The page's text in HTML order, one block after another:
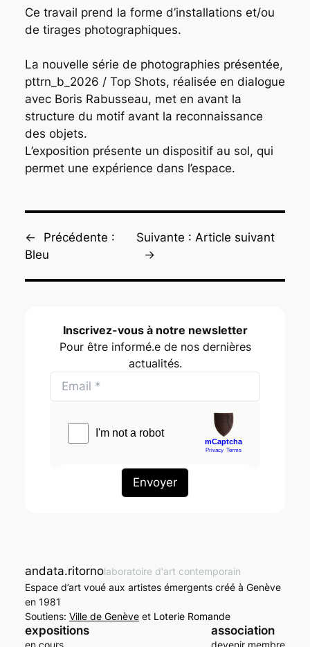
Ce travail prend la forme d’installations et/ou
de tirages photographiques.
La nouvelle série de photographies présentée,
pttrn_b_2026 / Top Shots, réalisée en dialogue
avec Boris Rabusseau, met en avant la
structure du motif avant la reconnaissance
des objets.
L’exposition présente un dispositif au sol, qui
permet une expérience dans l’espace.
←
Précédente :
Bleu
Suivante : Article suivant
→
Inscrivez-vous à notre newsletter
Pour être informé.e de nos dernières
actualités.
andata.ritornolaboratoire d'art contemporain
Espace d’art voué aux artistes émergents créé à Genève
en 1981
Soutiens: Ville de Genèveet Loterie Romande
expositions association